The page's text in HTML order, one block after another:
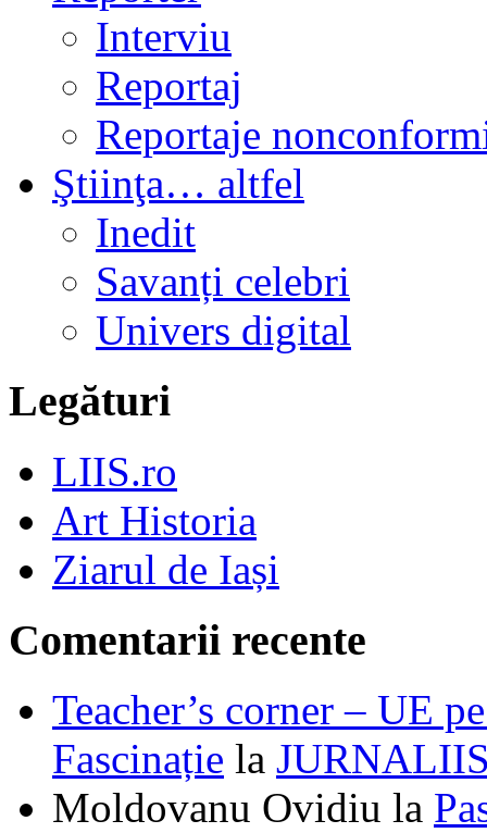
Interviu
Reportaj
Reportaje
Ştiinţa… altfel
Inedit
Savanți celebri
Univers digital
Legături
LIIS.ro
Art Historia
Ziarul de Iași
Comentarii recente
Teacher’s corner – UE
Fascinație la
Moldovanu Ovidiu la